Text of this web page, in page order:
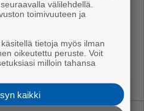
saa uu­den si­joi­tus­pai­
Sari Ki­vi­o­ja
välilehdellä.
toimivuuteen ja
tietoja myös ilman
oikeutettu peruste. Voit
milloin tahansa
kaikki